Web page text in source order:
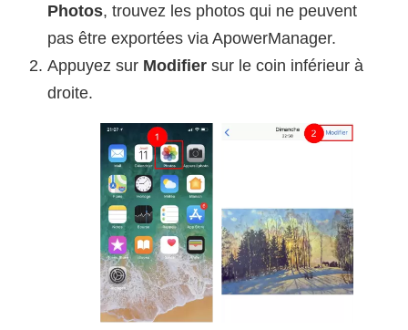
Photos, trouvez les photos qui ne peuvent
pas être exportées via ApowerManager.
Appuyez sur Modifier sur le coin inférieur à
droite.